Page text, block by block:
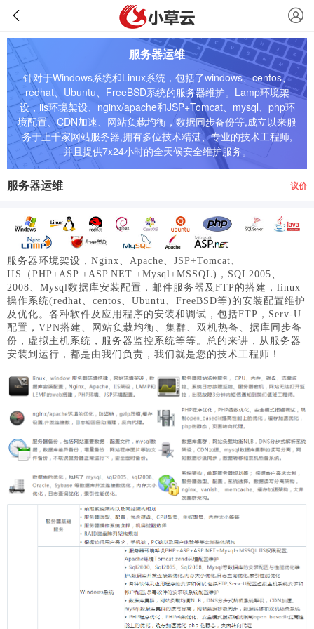
服务器运维
针对于Windows系统和Linux系统，包括了windows、centos、
redhat、Ubuntu、FreeBSD系统的服务器维护。Lamp环境架
设，iis环境架设、nginx/apache和JSP+Tomcat、mysql、php环
境配置、CDN加速、网站负载均衡，数据同步备份等,成立以来服
务于上千家网站服务器,拥有多位技术精湛、专业的技术工程师,
并且提供7x24小时的全天候安全维护服务。
服务器运维 议价
服务器环境架设，Nginx、Apache、JSP+Tomcat、
IIS（PHP+ASP +ASP.NET +Mysql+MSSQL)，SQL2005、
2008、Mysql数据库安装配置，邮件服务器及FTP的搭建，linux
操作系统(redhat、centos、Ubuntu、FreeBSD等)的安装配置维护
及优化。各种软件及应用程序的安装和调试，包括FTP，Serv-U
配置，VPN搭建、网站负载均衡、集群、双机热备、据库同步备
份，虚拟主机系统，服务器监控系统等等。总的来讲，从服务器
安装到运行，都是由我们负责，我们就是您的技术工程师！